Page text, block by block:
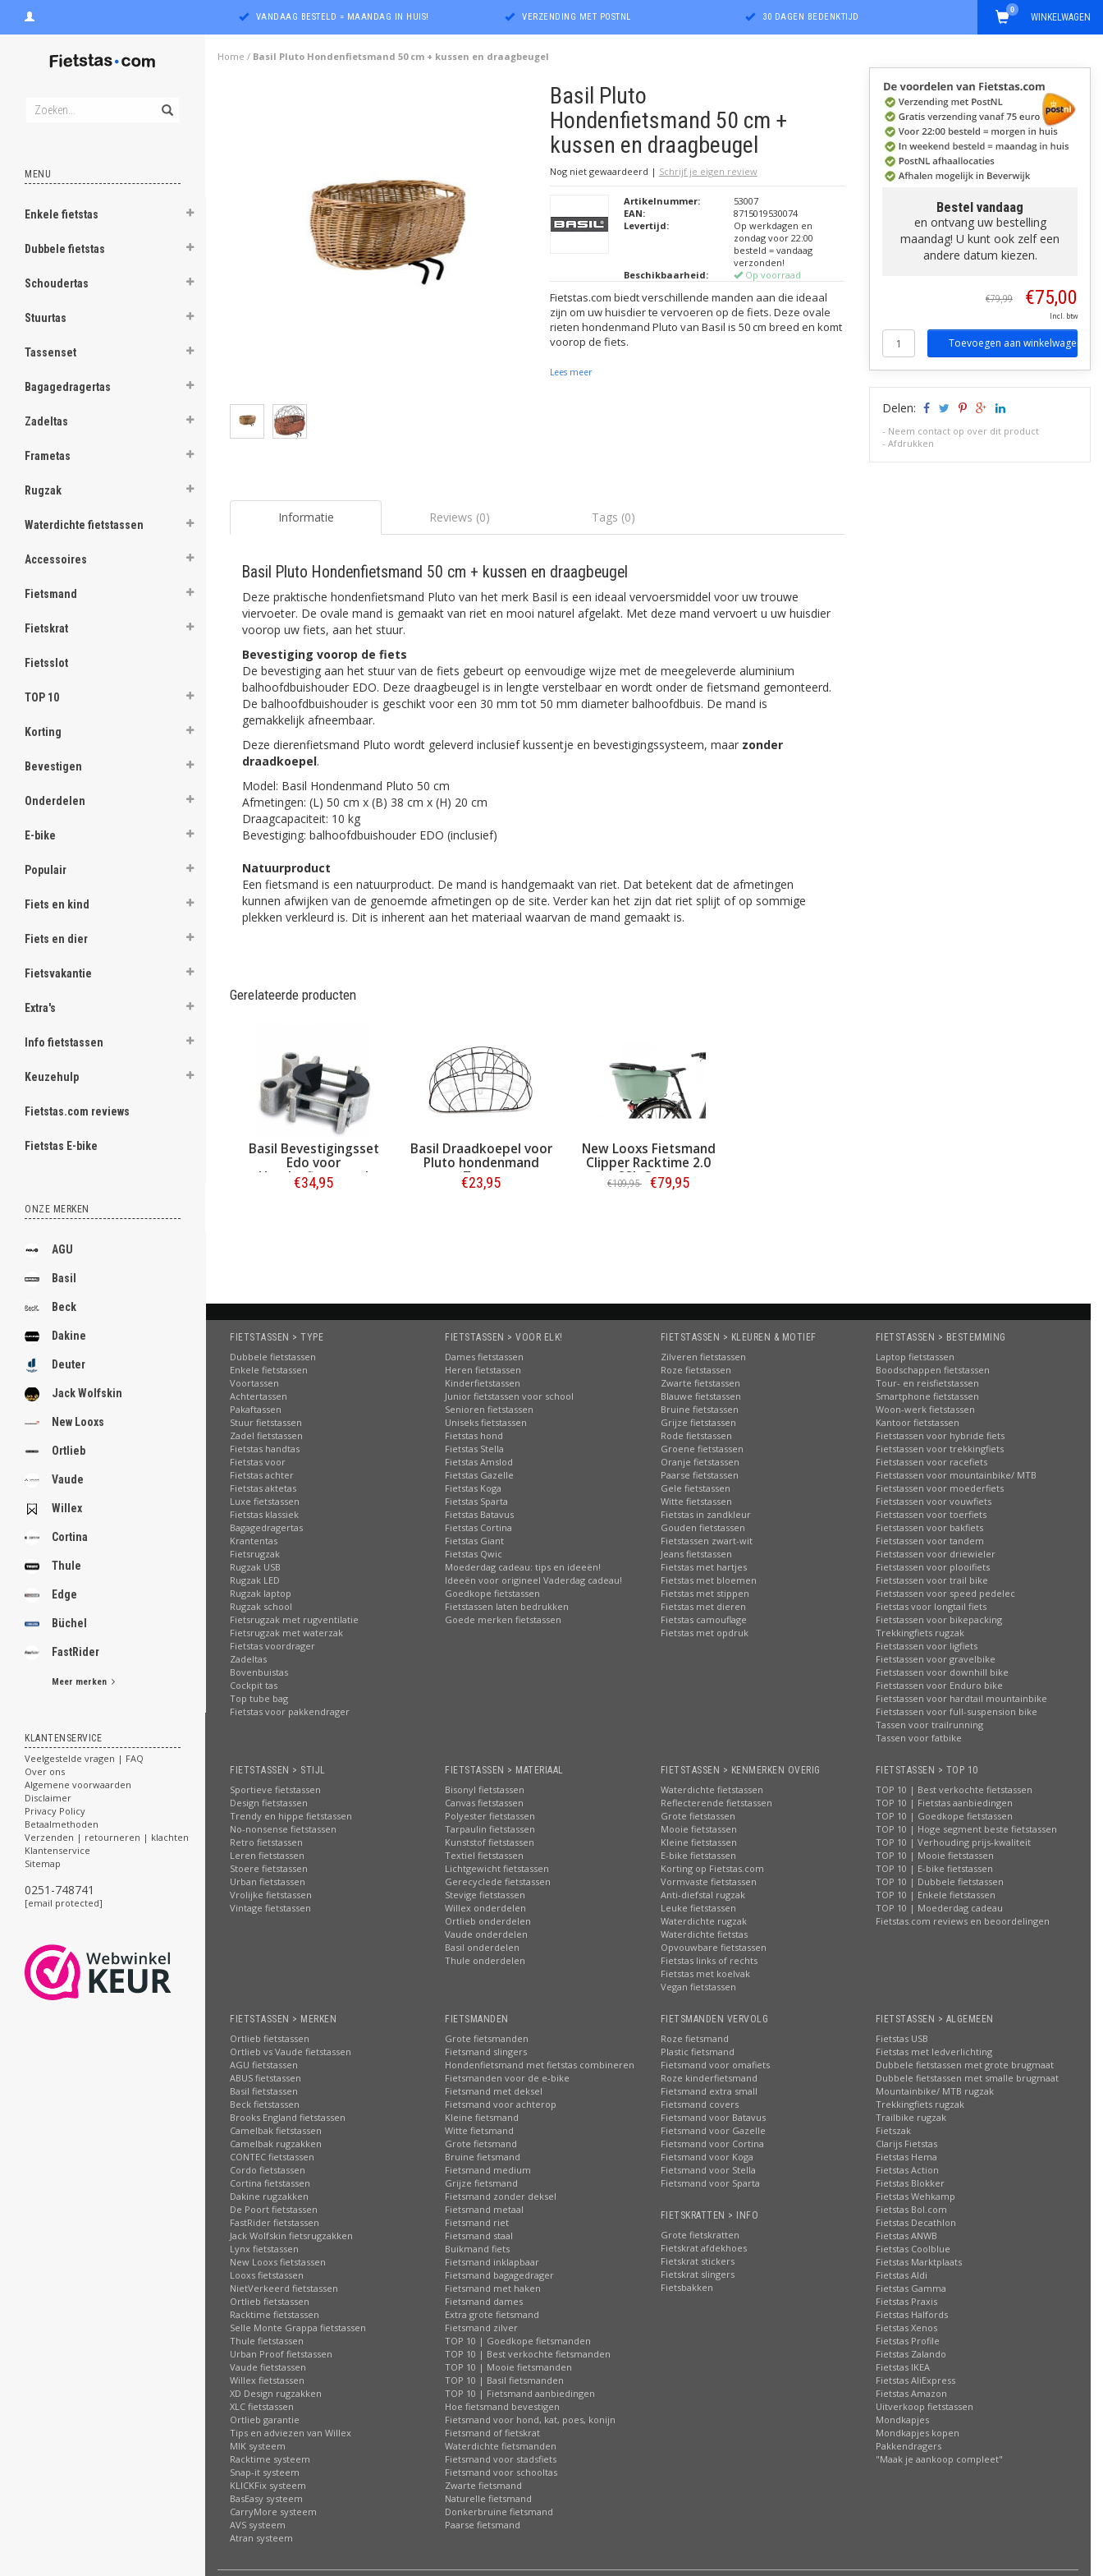
VANDAAG BESTELD = MAANDAG IN HUIS! VERZENDING MET POSTNL 30 DAGEN BEDENKTIJD WINKELWAGEN
0
MENU
Enkele fietstas
Dubbele fietstas
Schoudertas
Stuurtas
Tassenset
Bagagedragertas
Zadeltas
Frametas
Rugzak
Waterdichte fietstassen
Accessoires
Fietsmand
Fietskrat
Fietsslot
TOP 10
Korting
Bevestigen
Onderdelen
E-bike
Populair
Fiets en kind
Fiets en dier
Fietsvakantie
Extra's
Info fietstassen
Keuzehulp
Fietstas.com reviews
Fietstas E-bike
ONZE MERKEN
AGU
Basil
Beck
Dakine
Deuter
Jack Wolfskin
New Looxs
Ortlieb
Vaude
Willex
Cortina
Thule
Edge
Büchel
FastRider
Meer merken
KLANTENSERVICE
Veelgestelde vragen | FAQ
Over ons
Algemene voorwaarden
Disclaimer
Privacy Policy
Betaalmethoden
Verzenden | retourneren | klachten
Klantenservice
Sitemap
0251-748741
[email protected]
.
.
.
.
.
.
.
.
.
.
.
.
Home / Basil Pluto Hondenfietsmand 50 cm + kussen en draagbeugel
Basil Pluto
Hondenfietsmand 50 cm +
kussen en draagbeugel
Nog niet gewaardeerd | Schrijf je eigen review
Artikelnummer:
53007
EAN:
8715019530074
Levertijd:
Op werkdagen en
zondag voor 22:00
besteld = vandaag
verzonden!
Beschikbaarheid:
Op voorraad
Fietstas.com biedt verschillende manden aan die ideaal
zijn om uw huisdier te vervoeren op de fiets. Deze ovale
rieten hondenmand Pluto van Basil is 50 cm breed en komt
voorop de fiets.
Lees meer
Informatie Reviews (0) Tags (0)
Basil Pluto Hondenfietsmand 50 cm + kussen en draagbeugel
Deze praktische hondenfietsmand Pluto van het merk Basil is een ideaal vervoersmiddel voor uw trouwe
viervoeter. De ovale mand is gemaakt van riet en mooi naturel afgelakt. Met deze mand vervoert u uw huisdier
voorop uw fiets, aan het stuur.
Bevestiging voorop de fiets
De bevestiging aan het stuur van de fiets gebeurt op eenvoudige wijze met de meegeleverde aluminium
balhoofdbuishouder EDO. Deze draagbeugel is in lengte verstelbaar en wordt onder de fietsmand gemonteerd.
De balhoofdbuishouder is geschikt voor een 30 mm tot 50 mm diameter balhoofdbuis. De mand is
gemakkelijk afneembaar.
Deze dierenfietsmand Pluto wordt geleverd inclusief kussentje en bevestigingssysteem, maar zonder
draadkoepel.
Model: Basil Hondenmand Pluto 50 cm
Afmetingen: (L) 50 cm x (B) 38 cm x (H) 20 cm
Draagcapaciteit: 10 kg
Bevestiging: balhoofdbuishouder EDO (inclusief)
Natuurproduct
Een fietsmand is een natuurproduct. De mand is handgemaakt van riet. Dat betekent dat de afmetingen
kunnen afwijken van de genoemde afmetingen op de site. Verder kan het zijn dat riet splijt of op sommige
plekken verkleurd is. Dit is inherent aan het materiaal waarvan de mand gemaakt is.
Bestel vandaag
en ontvang uw bestelling
maandag! U kunt ook zelf een
andere datum kiezen.
€79,99 €75,00
Incl. btw
Toevoegen aan winkelwagen
Delen:
- Neem contact op over dit product
-Afdrukken
Gerelateerde producten
Basil Bevestigingsset
Edo voor
Hondenfietsmand
Pluto
€34,95
Basil Draadkoepel voor
Pluto hondenmand
Zwart
€23,95
New Looxs Fietsmand
Clipper Racktime 2.0
28L Groen
€109,95 €79,95
FIETSTASSEN > TYPE
Dubbele fietstassen
Enkele fietstassen
Voortassen
Achtertassen
Pakaftassen
Stuur fietstassen
Zadel fietstassen
Fietstas handtas
Fietstas voor
Fietstas achter
Fietstas aktetas
Luxe fietstassen
Fietstas klassiek
Bagagedragertas
Krantentas
Fietsrugzak
Rugzak USB
Rugzak LED
Rugzak laptop
Rugzak school
Fietsrugzak met rugventilatie
Fietsrugzak met waterzak
Fietstas voordrager
Zadeltas
Bovenbuistas
Cockpit tas
Top tube bag
Fietstas voor pakkendrager
FIETSTASSEN > VOOR ELK!
Dames fietstassen
Heren fietstassen
Kinderfietstassen
Junior fietstassen voor school
Senioren fietstassen
Uniseks fietstassen
Fietstas hond
Fietstas Stella
Fietstas Amslod
Fietstas Gazelle
Fietstas Koga
Fietstas Sparta
Fietstas Batavus
Fietstas Cortina
Fietstas Giant
Fietstas Qwic
Moederdag cadeau: tips en ideeën!
Ideeën voor origineel Vaderdag cadeau!
Goedkope fietstassen
Fietstassen laten bedrukken
Goede merken fietstassen
FIETSTASSEN > KLEUREN & MOTIEF
Zilveren fietstassen
Roze fietstassen
Zwarte fietstassen
Blauwe fietstassen
Bruine fietstassen
Grijze fietstassen
Rode fietstassen
Groene fietstassen
Oranje fietstassen
Paarse fietstassen
Gele fietstassen
Witte fietstassen
Fietstas in zandkleur
Gouden fietstassen
Fietstassen zwart-wit
Jeans fietstassen
Fietstas met hartjes
Fietstas met bloemen
Fietstas met stippen
Fietstas met dieren
Fietstas camouflage
Fietstas met opdruk
FIETSTASSEN > BESTEMMING
Laptop fietstassen
Boodschappen fietstassen
Tour- en reisfietstassen
Smartphone fietstassen
Woon-werk fietstassen
Kantoor fietstassen
Fietstassen voor hybride fiets
Fietstassen voor trekkingfiets
Fietstassen voor racefiets
Fietstassen voor mountainbike/ MTB
Fietstassen voor moederfiets
Fietstassen voor vouwfiets
Fietstassen voor toerfiets
Fietstassen voor bakfiets
Fietstassen voor tandem
Fietstassen voor driewieler
Fietstassen voor plooifiets
Fietstassen voor trail bike
Fietstassen voor speed pedelec
Fietstas voor longtail fiets
Fietstassen voor bikepacking
Trekkingfiets rugzak
Fietstassen voor ligfiets
Fietstassen voor gravelbike
Fietstassen voor downhill bike
Fietstassen voor Enduro bike
Fietstassen voor hardtail mountainbike
Fietstassen voor full-suspension bike
Tassen voor trailrunning
Tassen voor fatbike
FIETSTASSEN > STIJL
Sportieve fietstassen
Design fietstassen
Trendy en hippe fietstassen
No-nonsense fietstassen
Retro fietstassen
Leren fietstassen
Stoere fietstassen
Urban fietstassen
Vrolijke fietstassen
Vintage fietstassen
FIETSTASSEN > MATERIAAL
Bisonyl fietstassen
Canvas fietstassen
Polyester fietstassen
Tarpaulin fietstassen
Kunststof fietstassen
Textiel fietstassen
Lichtgewicht fietstassen
Gerecyclede fietstassen
Stevige fietstassen
Willex onderdelen
Ortlieb onderdelen
Vaude onderdelen
Basil onderdelen
Thule onderdelen
FIETSTASSEN > KENMERKEN OVERIG
Waterdichte fietstassen
Reflecterende fietstassen
Grote fietstassen
Mooie fietstassen
Kleine fietstassen
E-bike fietstassen
Korting op Fietstas.com
Vormvaste fietstassen
Anti-diefstal rugzak
Leuke fietstassen
Waterdichte rugzak
Waterdichte fietstas
Opvouwbare fietstassen
Fietstas links of rechts
Fietstas met koelvak
Vegan fietstassen
FIETSTASSEN > TOP 10
TOP 10 | Best verkochte fietstassen
TOP 10 | Fietstas aanbiedingen
TOP 10 | Goedkope fietstassen
TOP 10 | Hoge segment beste fietstassen
TOP 10 | Verhouding prijs-kwaliteit
TOP 10 | Mooie fietstassen
TOP 10 | E-bike fietstassen
TOP 10 | Dubbele fietstassen
TOP 10 | Enkele fietstassen
TOP 10 | Moederdag cadeau
Fietstas.com reviews en beoordelingen
FIETSTASSEN > MERKEN
Ortlieb fietstassen
Ortlieb vs Vaude fietstassen
AGU fietstassen
ABUS fietstassen
Basil fietstassen
Beck fietstassen
Brooks England fietstassen
Camelbak fietstassen
Camelbak rugzakken
CONTEC fietstassen
Cordo fietstassen
Cortina fietstassen
Dakine rugzakken
De Poort fietstassen
FastRider fietstassen
Jack Wolfskin fietsrugzakken
Lynx fietstassen
New Looxs fietstassen
Looxs fietstassen
NietVerkeerd fietstassen
Ortlieb fietstassen
Racktime fietstassen
Selle Monte Grappa fietstassen
Thule fietstassen
Urban Proof fietstassen
Vaude fietstassen
Willex fietstassen
XD Design rugzakken
XLC fietstassen
Ortlieb garantie
Tips en adviezen van Willex
MIK systeem
Racktime systeem
Snap-it systeem
KLICKFix systeem
BasEasy systeem
CarryMore systeem
AVS systeem
Atran systeem
FIETSMANDEN
Grote fietsmanden
Fietsmand slingers
Hondenfietsmand met fietstas combineren
Fietsmanden voor de e-bike
Fietsmand met deksel
Fietsmand voor achterop
Kleine fietsmand
Witte fietsmand
Grote fietsmand
Bruine fietsmand
Fietsmand medium
Grijze fietsmand
Fietsmand zonder deksel
Fietsmand metaal
Fietsmand riet
Fietsmand staal
Buikmand fiets
Fietsmand inklapbaar
Fietsmand bagagedrager
Fietsmand met haken
Fietsmand dames
Extra grote fietsmand
Fietsmand zilver
TOP 10 | Goedkope fietsmanden
TOP 10 | Best verkochte fietsmanden
TOP 10 | Mooie fietsmanden
TOP 10 | Basil fietsmanden
TOP 10 | Fietsmand aanbiedingen
Hoe fietsmand bevestigen
Fietsmand voor hond, kat, poes, konijn
Fietsmand of fietskrat
Waterdichte fietsmanden
Fietsmand voor stadsfiets
Fietsmand voor schooltas
Zwarte fietsmand
Naturelle fietsmand
Donkerbruine fietsmand
Paarse fietsmand
FIETSMANDEN VERVOLG
Roze fietsmand
Plastic fietsmand
Fietsmand voor omafiets
Roze kinderfietsmand
Fietsmand extra small
Fietsmand covers
Fietsmand voor Batavus
Fietsmand voor Gazelle
Fietsmand voor Cortina
Fietsmand voor Koga
Fietsmand voor Stella
Fietsmand voor Sparta
FIETSKRATTEN > INFO
Grote fietskratten
Fietskrat afdekhoes
Fietskrat stickers
Fietskrat slingers
Fietsbakken
FIETSTASSEN > ALGEMEEN
Fietstas USB
Fietstas met ledverlichting
Dubbele fietstassen met grote brugmaat
Dubbele fietstassen met smalle brugmaat
Mountainbike/ MTB rugzak
Trekkingfiets rugzak
Trailbike rugzak
Fietszak
Clarijs Fietstas
Fietstas Hema
Fietstas Action
Fietstas Blokker
Fietstas Wehkamp
Fietstas Bol.com
Fietstas Decathlon
Fietstas ANWB
Fietstas Coolblue
Fietstas Marktplaats
Fietstas Aldi
Fietstas Gamma
Fietstas Praxis
Fietstas Halfords
Fietstas Xenos
Fietstas Profile
Fietstas Zalando
Fietstas IKEA
Fietstas AliExpress
Fietstas Amazon
Uitverkoop fietstassen
Mondkapjes
Mondkapjes kopen
Pakkendragers
"Maak je aankoop compleet"